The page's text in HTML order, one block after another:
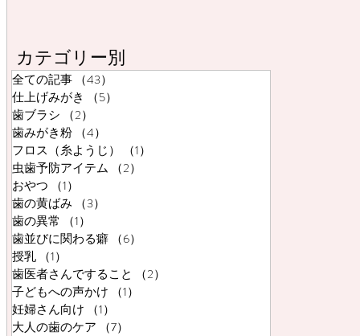
カテゴリー別
全ての記事 （43）
仕上げみがき
（5）
歯ブラシ （2）
歯みがき粉 （4）
フロス（糸ようじ）
（1）
虫歯予防アイテム （2）
おやつ （1）
歯の黄ばみ （3）
歯の異常
（1）
歯並びに関わる癖 （6）
授乳 （1）
歯医者さんですること
（2）
子どもへの声かけ （1）
妊婦さん向け （1）
大人の歯のケア （7）